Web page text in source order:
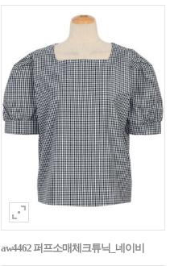
aw4462 퍼프소매체크튜닉_네이비